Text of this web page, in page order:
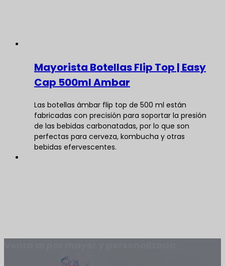
Mayorista Botellas Flip Top | Easy
Cap 500ml Ambar
Las botellas ámbar flip top de 500 ml están
fabricadas con precisión para soportar la presión
de las bebidas carbonatadas, por lo que son
perfectas para cerveza, kombucha y otras
bebidas efervescentes.